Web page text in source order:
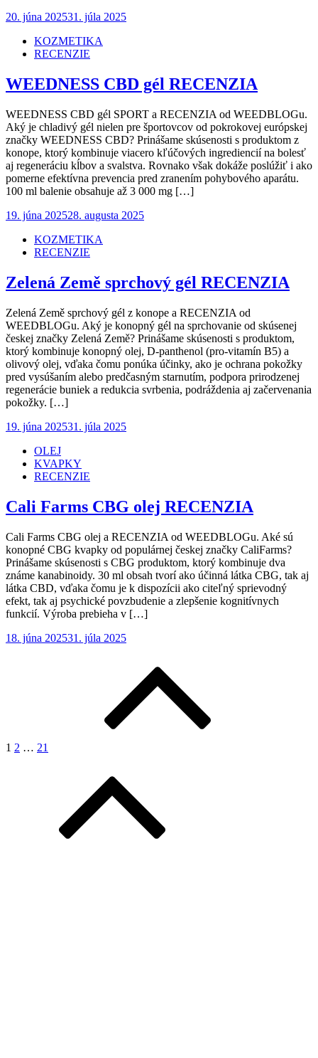
Posted
20. júna 202531. júla 2025
KOZMETIKA
RECENZIE
WEEDNESS CBD gél RECENZIA
WEEDNESS CBD gél SPORT a RECENZIA od WEEDBLOGu.
Aký je chladivý gél nielen pre športovcov od pokrokovej európskej
značky WEEDNESS CBD? Prinášame skúsenosti s produktom z
konope, ktorý kombinuje viacero kľúčových ingrediencií na bolesť
aj regeneráciu kĺbov a svalstva. Rovnako však dokáže poslúžiť i ako
pomerne efektívna prevencia pred zranením pohybového aparátu.
100 ml balenie obsahuje až 3 000 mg […]
Posted
19. júna 202528. augusta 2025
KOZMETIKA
RECENZIE
Zelená Země sprchový gél RECENZIA
Zelená Země sprchový gél z konope a RECENZIA od
WEEDBLOGu. Aký je konopný gél na sprchovanie od skúsenej
českej značky Zelená Země? Prinášame skúsenosti s produktom,
ktorý kombinuje konopný olej, D-panthenol (pro-vitamín B5) a
olivový olej, vďaka čomu ponúka účinky, ako je ochrana pokožky
pred vysúšaním alebo predčasným starnutím, podpora prirodzenej
regenerácie buniek a redukcia svrbenia, podráždenia aj začervenania
pokožky. […]
Posted
19. júna 202531. júla 2025
OLEJ
KVAPKY
RECENZIE
Cali Farms CBG olej RECENZIA
Cali Farms CBG olej a RECENZIA od WEEDBLOGu. Aké sú
konopné CBG kvapky od populárnej českej značky CaliFarms?
Prinášame skúsenosti s CBG produktom, ktorý kombinuje dva
známe kanabinoidy. 30 ml obsah tvorí ako účinná látka CBG, tak aj
látka CBD, vďaka čomu je k dispozícii ako citeľný sprievodný
efekt, tak aj psychické povzbudenie a zlepšenie kognitívnych
funkcií. Výroba prebieha v […]
Posted
18. júna 202531. júla 2025
1 2 … 21